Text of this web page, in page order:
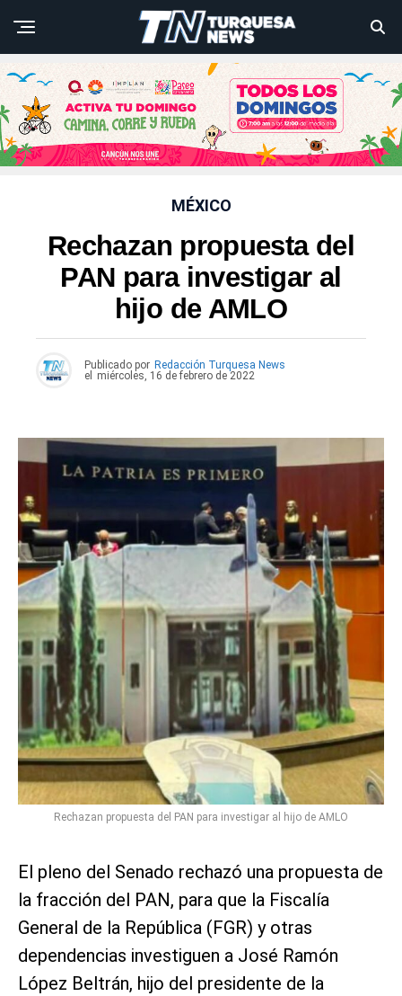
MÉXICO
Rechazan propuesta del
PAN para investigar al
hijo de AMLO
Publicado por Redacción Turquesa News
el
miércoles, 16 de febrero de 2022
Rechazan propuesta del PAN para investigar al hijo de AMLO
El pleno del Senado rechazó una propuesta de
la fracción del PAN, para que la Fiscalía
General de la República (FGR) y otras
dependencias investiguen a José Ramón
López Beltrán, hijo del presidente de la